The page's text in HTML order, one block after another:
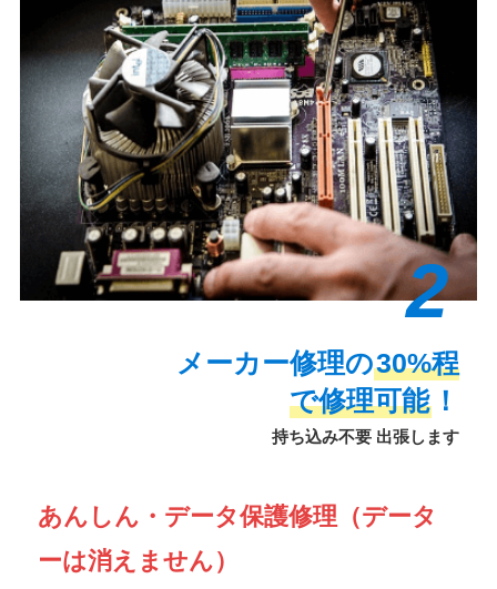
2
メーカー修理の30%程
で修理可能！
持ち込み不要 出張します
あんしん・データ保護修理（データ
ーは消えません）